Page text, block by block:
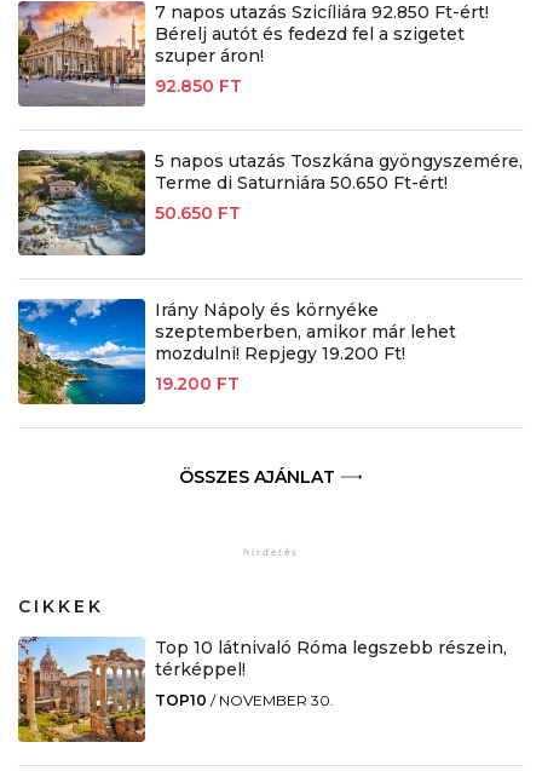
7 napos utazás Szicíliára 92.850 Ft-ért!
Bérelj autót és fedezd fel a szigetet
szuper áron!
92.850 FT
5 napos utazás Toszkána gyöngyszemére,
Terme di Saturniára 50.650 Ft-ért!
50.650 FT
Irány Nápoly és környéke
szeptemberben, amikor már lehet
mozdulni! Repjegy 19.200 Ft!
19.200 FT
ÖSSZES AJÁNLAT
CIKKEK
Top 10 látnivaló Róma legszebb részein,
térképpel!
TOP10 / NOVEMBER 30.